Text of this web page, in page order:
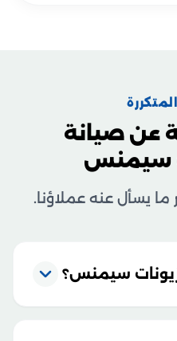
عن صيانة
سيمنس
ما يسأل عنه عملاؤنا.
سيمنس؟